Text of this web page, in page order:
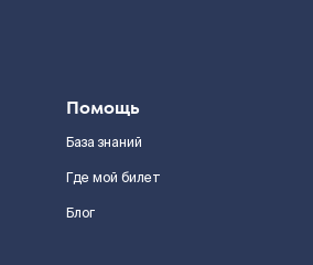
Помощь
База знаний
Где мой билет
Блог